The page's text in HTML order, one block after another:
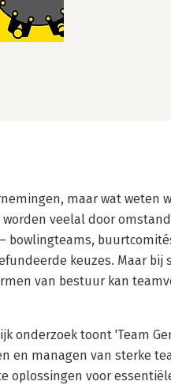
maar wat weten
veelal door
bowlingteams,
keuzes. Maar bij
van bestuur kan
onderzoek toont 'Team
en managen van sterke
oplossingen voor